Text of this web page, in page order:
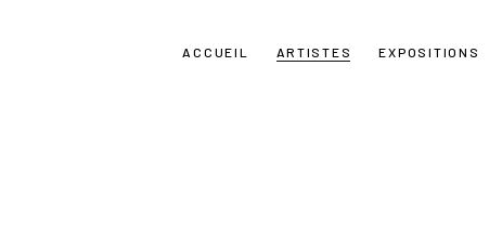
ACCUEIL ARTISTES EXPOSITIONS